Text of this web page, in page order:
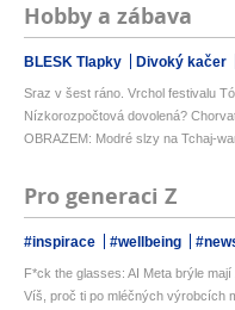
Hobby a zábava
BLESK Tlapky Divoký kačer
Sraz v šest ráno. Vrchol festivalu
Nízkorozpočtová dovolená?
OBRAZEM: Modré slzy na Tchaj-
Pro generaci Z
#inspirace #wellbeing
F*ck the glasses: AI Meta brýle
Víš, proč ti po mléčných výrobcích